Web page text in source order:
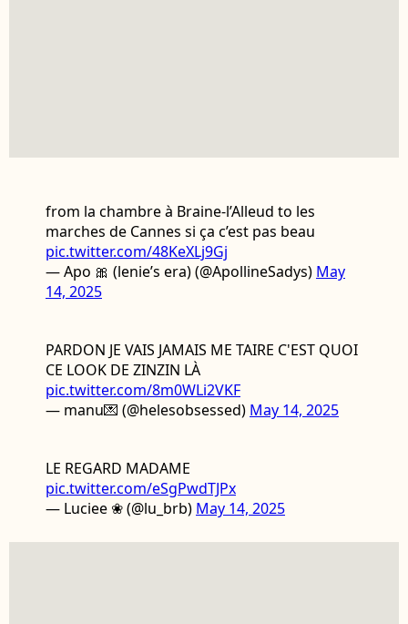
from la chambre à Braine-l’Alleud to les
marches de Cannes si ça c’est pas beau
pic.twitter.com/48KeXLj9Gj
— Apo 🎀 (lenie’s era) (@ApollineSadys) May
14, 2025
PARDON JE VAIS JAMAIS ME TAIRE C'EST QUOI
CE LOOK DE ZINZIN LÀ
pic.twitter.com/8m0WLi2VKF
— manu💌 (@helesobsessed) May 14, 2025
LE REGARD MADAME
pic.twitter.com/eSgPwdTJPx
— Luciee ❀ (@lu_brb) May 14, 2025